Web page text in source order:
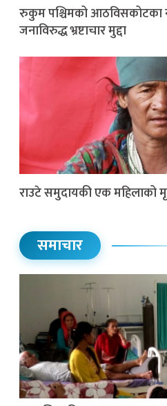
रुकुम पश्चिमको आठविसकोटका
जनाविरुद्ध भ्रष्टाचार मुद्दा
राउटे समुदायकी एक महिलाको
समाचार